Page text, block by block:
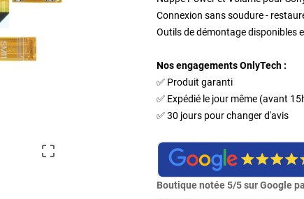

Connexion sans soudure -
Outils de démontage disponibles
Nos engagements OnlyTech :
✅ Produit garanti
✅ Expédié le jour même (avant
✅ 30 jours pour changer d'avis
Boutique notée 5/5 sur Google